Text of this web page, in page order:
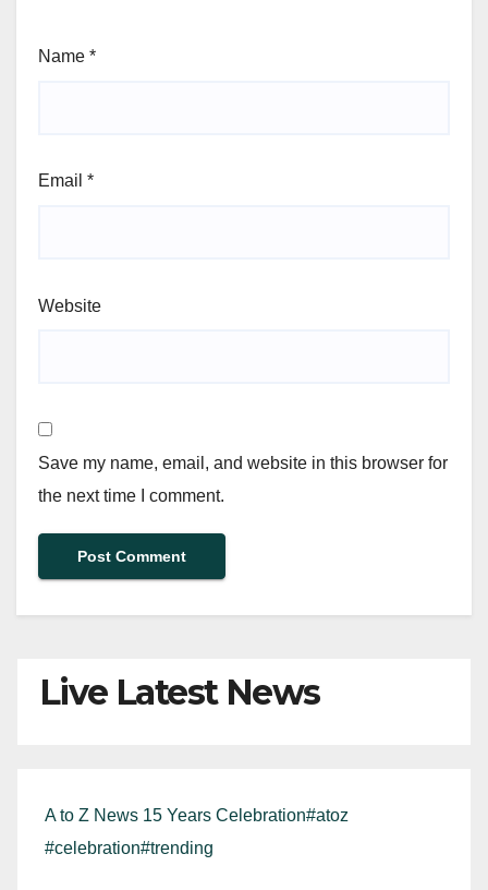
Name *
Email *
Website
Save my name, email, and website in this browser for
the next time I comment.
Live Latest News
A to Z News 15 Years Celebration#atoz
#celebration#trending